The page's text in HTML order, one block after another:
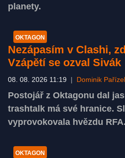
planety.
OKTAGON
Nezápasím v Clashi,
Vzápětí se ozval Sivák
08. 08. 2026 11:19 Dominik
Postojář z Oktagonu dal
trashtalk má své hranice.
vyprovokovala hvězdu RFA.
OKTAGON